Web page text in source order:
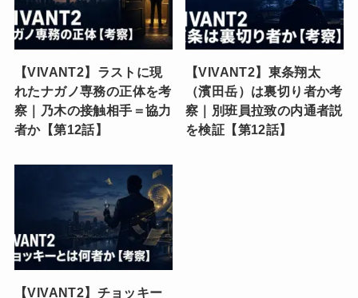
【VIVANT2】ラストに現
れたナガノ専務の正体を考
察｜乃木の接触相手＝協力
者か【第12話】
【VIVANT2】東条翔太
（濱田岳）は裏切り者か考
察｜別班員拉致の内通者説
を検証【第12話】
【VIVANT2】チョッキー